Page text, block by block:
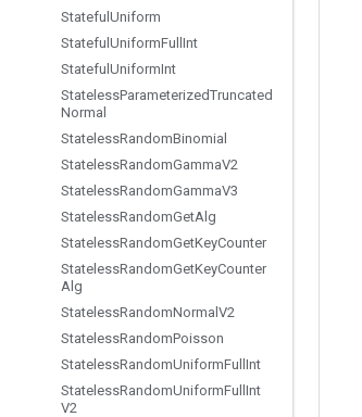
Stateful Uniform
Stateful UniformFull Int
Stateful UniformInt
StatelessParameterizedTruncated
Normal
StatelessRandomBinomial
StatelessRandomGammaV2
StatelessRandomGammaV3
StatelessRandomGetAlg
StatelessRandomGetKeyCounter
StatelessRandomGetKeyCounter
Alg
StatelessRandomNormal V2
StatelessRandomPoisson
StatelessRandomUniformFull Int
StatelessRandomUniformFull Int
V2